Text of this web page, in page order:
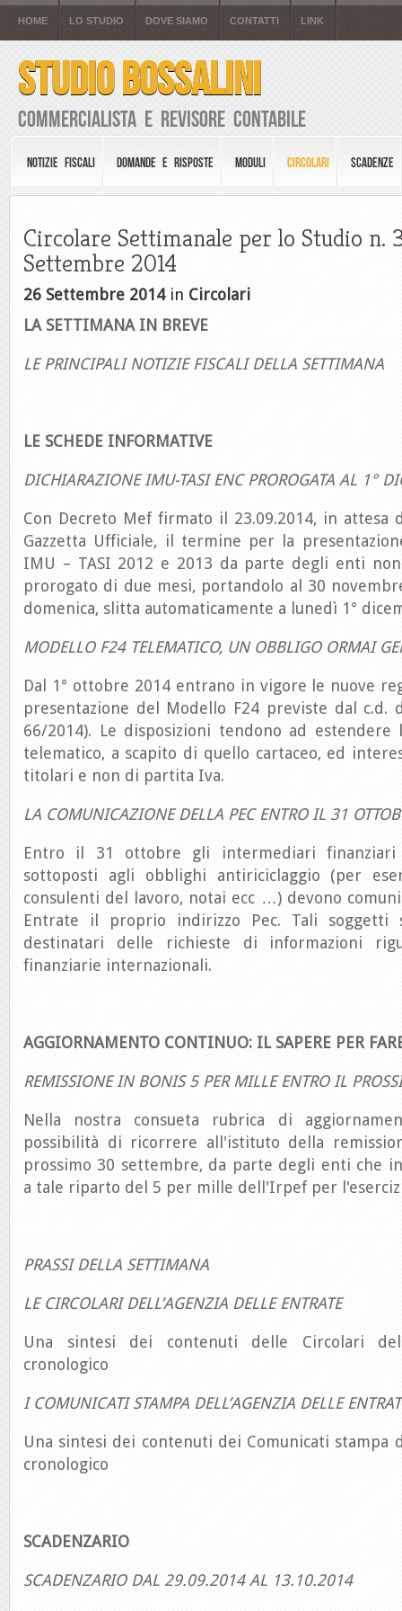
HOME LO STUDIO DOVE SIAMO CONTATTI LINK
STUDIO BOSSALINI
Commercialista e Revisore Contabile
NOTIZIE FISCALI DOMANDE E RISPOSTE MODULI CIRCOLARI SCADENZE
Circolare Settimanale per lo Studio n.
Settembre 2014
26 Settembre 2014in Circolari
LA SETTIMANA IN BREVE
LE PRINCIPALI NOTIZIE FISCALI DELLA SETTIMANA
LE SCHEDE INFORMATIVE
DICHIARAZIONE IMU-TASI ENC PROROGATA AL 1°
Con Decreto Mef firmato il 23.09.2014, in attesa
Gazzetta Ufficiale, il termine per la
IMU – TASI 2012 e 2013 da parte degli enti
prorogato di due mesi, portandolo al 30
domenica, slitta automaticamente a lunedì 1°
MODELLO F24 TELEMATICO, UN OBBLIGO ORMAI
Dal 1° ottobre 2014 entrano in vigore le nuove
presentazione del Modello F24 previste dal c.d.
66/2014). Le disposizioni tendono ad
telematico, a scapito di quello cartaceo, ed
titolari e non di partita Iva.
LA COMUNICAZIONE DELLA PEC ENTRO IL 31
Entro il 31 ottobre gli intermediari
sottoposti agli obblighi antiriciclaggio (per
consulenti del lavoro, notai ecc …) devono
Entrate il proprio indirizzo Pec. Tali soggetti
destinatari delle richieste di informazioni
finanziarie internazionali.
AGGIORNAMENTO CONTINUO: IL SAPERE PER
REMISSIONE IN BONIS 5 PER MILLE ENTRO IL
Nella nostra consueta rubrica di
possibilità di ricorrere all'istituto della
prossimo 30 settembre, da parte degli enti che
a tale riparto del 5 per mille dell'Irpef per
PRASSI DELLA SETTIMANA
LE CIRCOLARI DELL’AGENZIA DELLE ENTRATE
Una sintesi dei contenuti delle Circolari
cronologico
I COMUNICATI STAMPA DELL’AGENZIA DELLE
Una sintesi dei contenuti dei Comunicati stampa
cronologico
SCADENZARIO
SCADENZARIO DAL 29.09.2014 AL 13.10.2014